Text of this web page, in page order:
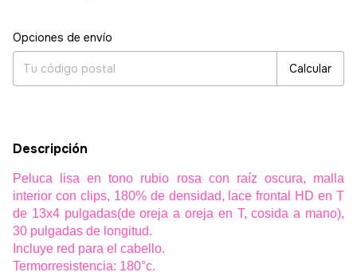
Entregas para el CP:
Opciones de envío
Calcular
Descripción
Peluca lisa en tono rubio rosa con raíz oscura, malla
interior con clips, 180% de densidad, lace frontal HD en T
de 13x4 pulgadas(de oreja a oreja en T, cosida a mano),
30 pulgadas de longitud.
Incluye red para el cabello.
Termorresistencia: 180°c.